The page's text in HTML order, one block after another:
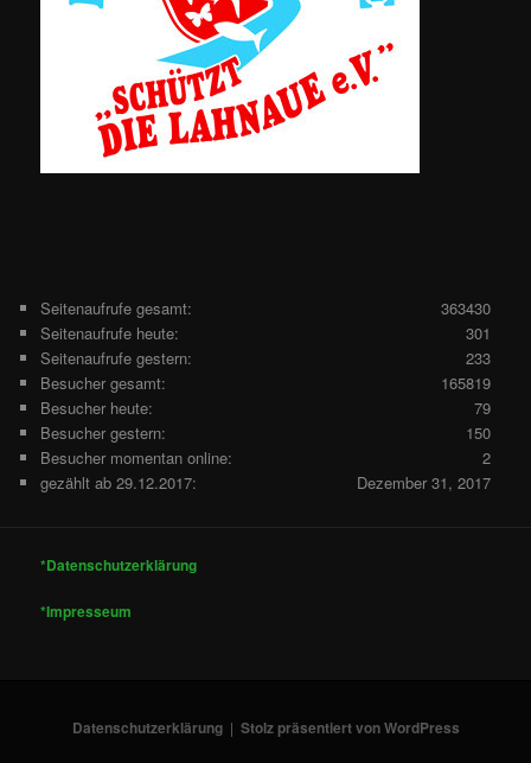
363430
Seitenaufrufe gesamt:
301
Seitenaufrufe heute:
233
Seitenaufrufe gestern:
165819
Besucher gesamt:
79
Besucher heute:
150
Besucher gestern:
2
Besucher momentan online:
Dezember 31, 2017
gezählt ab 29.12.2017:
*Datenschutzerklärung
*Impresseum
Datenschutzerklärung Stolz präsentiert von WordPress